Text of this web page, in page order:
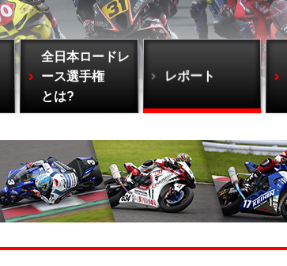
全日本ロードレ
ース選手権
とは?
レポート